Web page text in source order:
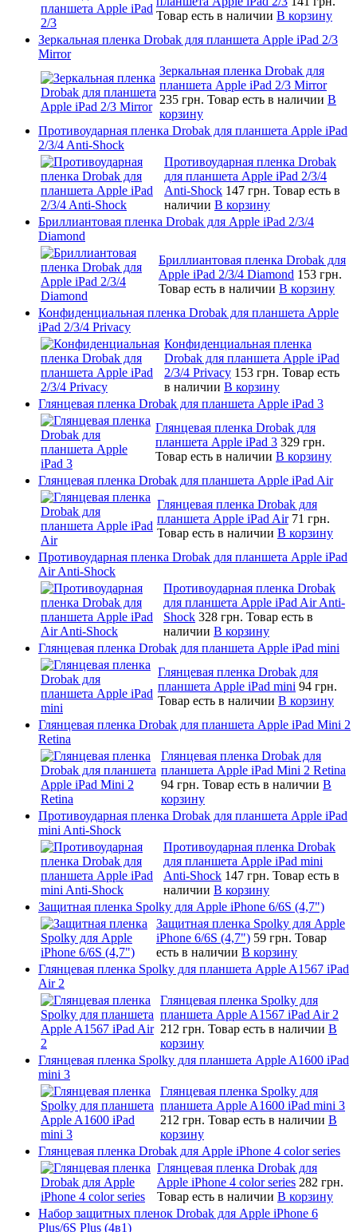
Товар есть в наличии В корзину
Зеркальная пленка Drobak для планшета Apple iPad 2/3
Mirror
Зеркальная пленка Drobak для
планшета Apple iPad 2/3 Mirror
235 грн. Товар есть в наличии В
корзину
Противоударная пленка Drobak для планшета Apple iPad
2/3/4 Anti-Shock
Противоударная пленка Drobak
для планшета Apple iPad 2/3/4
Anti-Shock 147 грн. Товар есть в
наличии В корзину
Бриллиантовая пленка Drobak для Apple iPad 2/3/4
Diamond
Бриллиантовая пленка Drobak для
Apple iPad 2/3/4 Diamond 153 грн.
Товар есть в наличии В корзину
Конфиденциальная пленка Drobak для планшета Apple
iPad 2/3/4 Privacy
Конфиденциальная пленка
Drobak для планшета Apple iPad
2/3/4 Privacy 153 грн. Товар есть
в наличии В корзину
Глянцевая пленка Drobak для планшета Apple iPad 3
Глянцевая пленка Drobak для
планшета Apple iPad 3 329 грн.
Товар есть в наличии В корзину
Глянцевая пленка Drobak для планшета Apple iPad Air
Глянцевая пленка Drobak для
планшета Apple iPad Air 71 грн.
Товар есть в наличии В корзину
Противоударная пленка Drobak для планшета Apple iPad
Air Anti-Shock
Противоударная пленка Drobak
для планшета Apple iPad Air Anti-
Shock 328 грн. Товар есть в
наличии В корзину
Глянцевая пленка Drobak для планшета Apple iPad mini
Глянцевая пленка Drobak для
планшета Apple iPad mini 94 грн.
Товар есть в наличии В корзину
Глянцевая пленка Drobak для планшета Apple iPad Mini 2
Retina
Глянцевая пленка Drobak для
планшета Apple iPad Mini 2 Retina
94 грн. Товар есть в наличии В
корзину
Противоударная пленка Drobak для планшета Apple iPad
mini Anti-Shock
Противоударная пленка Drobak
для планшета Apple iPad mini
Anti-Shock 147 грн. Товар есть в
наличии В корзину
Защитная пленка Spolky для Apple iPhone 6/6S (4,7")
Защитная пленка Spolky для Apple
iPhone 6/6S (4,7") 59 грн. Товар
есть в наличии В корзину
Глянцевая пленка Spolky для планшета Apple A1567 iPad
Air 2
Глянцевая пленка Spolky для
планшета Apple A1567 iPad Air 2
212 грн. Товар есть в наличии В
корзину
Глянцевая пленка Spolky для планшета Apple A1600 iPad
mini 3
Глянцевая пленка Spolky для
планшета Apple A1600 iPad mini 3
212 грн. Товар есть в наличии В
корзину
Глянцевая пленка Drobak для Apple iPhone 4 color series
Глянцевая пленка Drobak для
Apple iPhone 4 color series 282 грн.
Товар есть в наличии В корзину
Набор защитных пленок Drobak для Apple iPhone 6
Plus/6S Plus (4в1)